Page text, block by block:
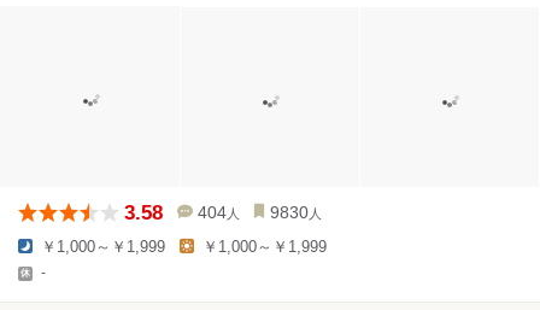
3.58 404 人 9830 人
￥1,000～￥1,999 ￥1,000～￥1,999
-